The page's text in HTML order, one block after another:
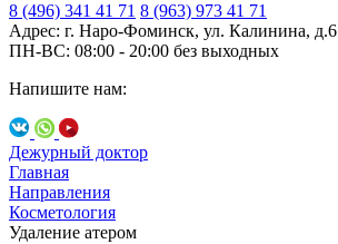
8 (496) 341 41 71 8 (963) 973 41 71
Адрес: г. Наро-Фоминск, ул. Калинина, д.6
ПН-ВС: 08:00 - 20:00 без выходных
Напишите нам:
Дежурный доктор
Главная
Направления
Косметология
Удаление атером